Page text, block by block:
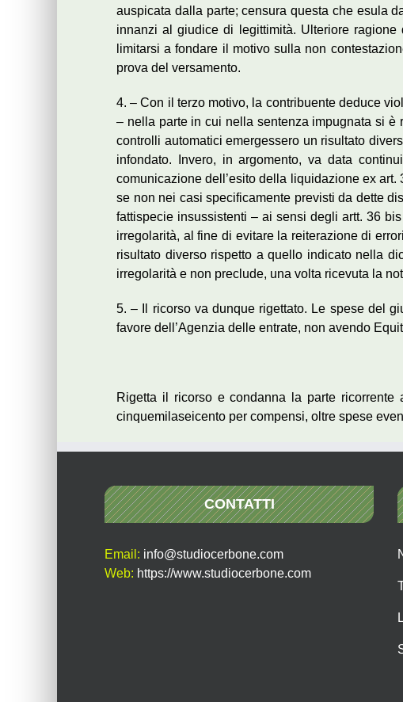
auspicata dalla parte; censura questa che esula
innanzi al giudice di legittimità. Ulteriore
limitarsi a fondare il motivo sulla non
prova del versamento.
4. – Con il terzo motivo, la contribuente deduce
– nella parte in cui nella sentenza impugnata si è
controlli automatici emergessero un risultato
infondato. Invero, in argomento, va data
comunicazione dell’esito della liquidazione ex
se non nei casi specificamente previsti da dette
fattispecie insussistenti – ai sensi degli artt. 36
irregolarità, al fine di evitare la reiterazione di
risultato diverso rispetto a quello indicato nella
irregolarità e non preclude, una volta ricevuta la
5. – Il ricorso va dunque rigettato. Le spese del
favore dell’Agenzia delle entrate, non avendo
Rigetta il ricorso e condanna la parte
cinquemilaseicento per compensi, oltre spese
CONTATTI
Email: info@studiocerbone.com
Web: https://www.studiocerbone.com